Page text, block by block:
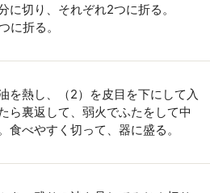
に切り、それぞれ2つに折る。
に折る。
を熱し、（2）を皮目を下にして入
ら裏返して、弱火でふたをして中
食べやすく切って、器に盛る。